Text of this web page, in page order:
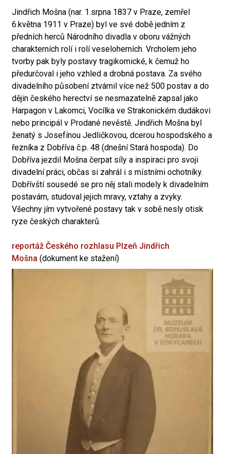
Jindřich Mošna (nar. 1.srpna 1837 v Praze, zemřel
6.května 1911 v Praze) byl ve své době jedním z
předních herců Národního divadla v oboru vážných
charakterních rolí i rolí veseloherních. Vrcholem jeho
tvorby pak byly postavy tragikomické, k čemuž ho
předurčoval i jeho vzhled a drobná postava. Za svého
divadelního působení ztvárnil více než 500 postav a do
dějin českého herectví se nesmazatelně zapsal jako
Harpagon v Lakomci, Vocílka ve Strakonickém dudákovi
nebo principál v Prodané nevěstě. Jindřich Mošna byl
ženatý s Josefínou Jedličkovou, dcerou hospodského a
řezníka z Dobříva č.p. 48 (dnešní Stará hospoda). Do
Dobříva jezdil Mošna čerpat síly a inspiraci pro svoji
divadelní práci, občas si zahrál i s místními ochotníky.
Dobřívští sousedé se pro něj stali modely k divadelním
postavám, studoval jejich mravy, vztahy a zvyky.
Všechny jím vytvořené postavy tak v sobě nesly otisk
ryze českých charakterů.
reportáž Českého rozhlasu Plzeň Jindřich
Mošna (dokument ke stažení)